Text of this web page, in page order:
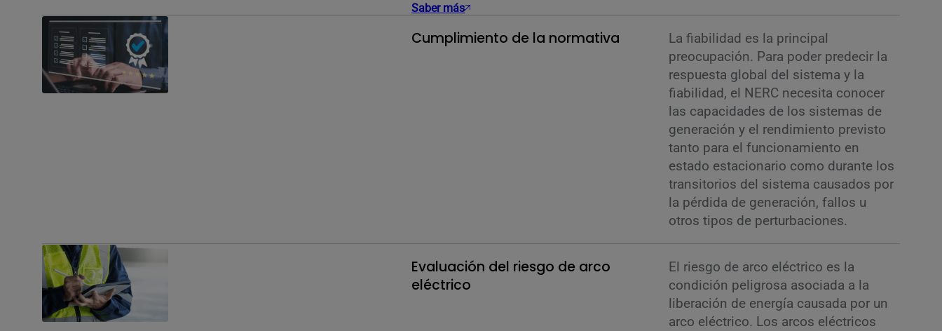
Saber más
Cumplimiento de la normativa
La fiabilidad es la principal
preocupación. Para poder predecir la
respuesta global del sistema y la
fiabilidad, el NERC necesita conocer
las capacidades de los sistemas de
generación y el rendimiento previsto
tanto para el funcionamiento en
estado estacionario como durante los
transitorios del sistema causados por
la pérdida de generación, fallos u
otros tipos de perturbaciones.
Evaluación del riesgo de arco
eléctrico
El riesgo de arco eléctrico es la
condición peligrosa asociada a la
liberación de energía causada por un
arco eléctrico. Los arcos eléctricos